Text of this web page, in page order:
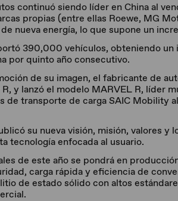
continuó siendo líder en China al
propias (entre ellas Roewe, MG
nueva energía, lo que supone un
390,000 vehículos, obteniendo
por quinto año consecutivo.
de su imagen, el fabricante de
y lanzó el modelo MARVEL R, líder
de transporte de carga SAIC Mobility
su nueva visión, misión, valores y
tecnología enfocada al usuario.
de este año se pondrá en
carga rápida y eficiencia de
de estado sólido con altos